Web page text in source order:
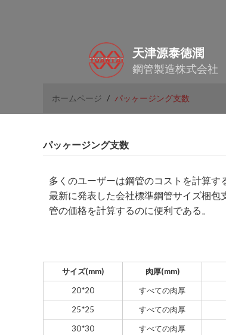
天津源泰徳潤
鋼管製造株式会社
ホームページ / パッヶージング支数
パッヶージング支数
多くのユーザーは鋼管のコストを計算
最新に発表した会社標準鋼管サイズ梱
管の価格を計算するのに便利である。
サイズ(mm) 肉厚(mm)
20*20
すべての肉厚
25*25
すべての肉厚
30*30
すべての肉厚